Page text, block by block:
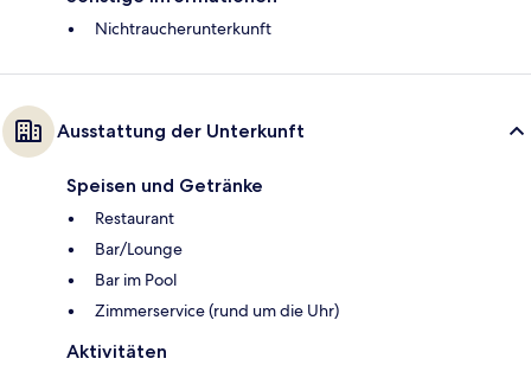
Nichtraucherunterkunft
Ausstattung der Unterkunft
Speisen und Getränke
Restaurant
Bar/Lounge
Bar im Pool
Zimmerservice (rund um die Uhr)
Aktivitäten